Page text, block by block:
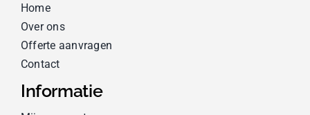
Home
Over ons
Offerte aanvragen
Contact
Informatie